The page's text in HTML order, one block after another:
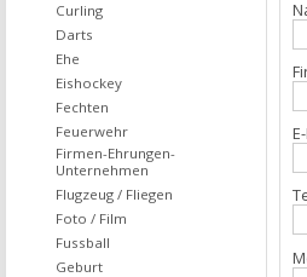
Curling
Darts
Ehe
Eishockey
Fechten
Feuerwehr
Firmen-Ehrungen-
Unternehmen
Flugzeug / Fliegen
Foto / Film
Fussball
Geburt